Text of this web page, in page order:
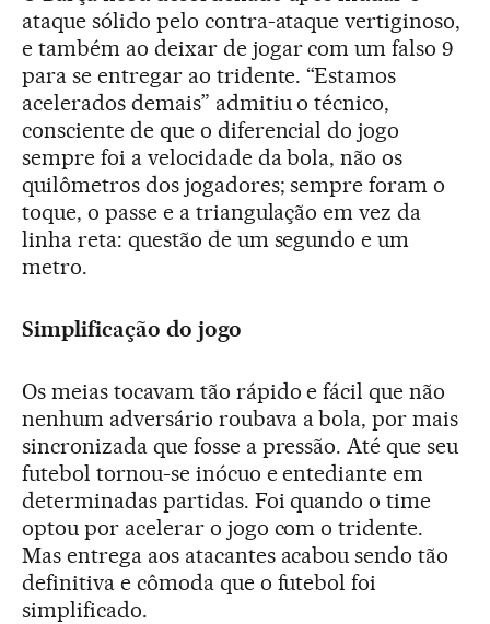
ataque sólido pelo contra-ataque vertiginoso,
e também ao deixar de jogar com um falso 9
para se entregar ao tridente. “Estamos
acelerados demais” admitiu o técnico,
consciente de que o diferencial do jogo
sempre foi a velocidade da bola, não os
quilômetros dos jogadores; sempre foram o
toque, o passe e a triangulação em vez da
linha reta: questão de um segundo e um
metro.
Simplificação do jogo
Os meias tocavam tão rápido e fácil que não
nenhum adversário roubava a bola, por mais
sincronizada que fosse a pressão. Até que seu
futebol tornou-se inócuo e entediante em
determinadas partidas. Foi quando o time
optou por acelerar o jogo com o tridente.
Mas entrega aos atacantes acabou sendo tão
definitiva e cômoda que o futebol foi
simplificado.